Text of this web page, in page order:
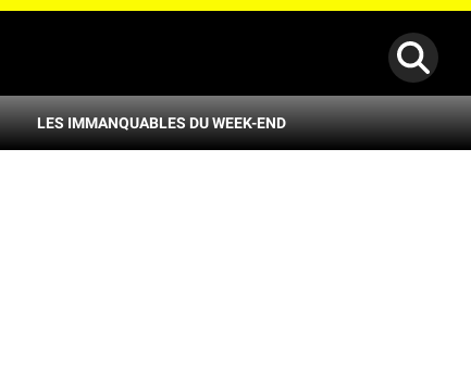
LES IMMANQUABLES DU WEEK-END